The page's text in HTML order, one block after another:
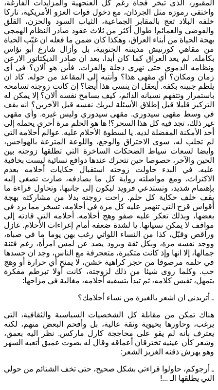
المقبور، الذي تبخر فجأة رغم كل العنجهية والمزايدات الفارغة،
واختفى رموزه مثل الجرذان، مع دخول قوات الغزو الأمريكية، تاركا
خلفه البلاد تعج بالمقابر الجماعية، الثياب السود والحزن، القلق
والفوضى والعمائم! طوال أكثر من ثلاث عقود صادر النظام الهمجي
بهجة الحياة من أبناء العراق، وهكذا كان ضمن ما فعله ان غيّب الحياة
من مقاهي كورنيش مدينته الجنوبية، بل وأزال شارع أبو نؤاس
بكامله. لم يعد العراق كما كان أبدا، بعد ان صادر الديكتاتور الارعن
ونظامه الدموي حتى نهري دجلة والفرات. فأين هو ألان؟ في أي
زمان ومكان؟ أي مقهى هذا؟ وأنتبه إلى المقاعد من حوله. كاد ان
يلطم جبينه بكفه. أيعقل ان ينسى هذا أيضا؟ إن كانت زوجته تسامحه
باستمرار وتتفهم نسيانه الدائم، كيف يسامح نفسه ألان؟ إلا يمكن له
التركيز قليلا قبل إطلاق الأسئلة ليربك نفسه قبل الآخرين؟ انه يقف
في وسط مقهى سيدوري. مقهى سيدوري وليس غيره. وأي مقهى
غير ذلك، تجد فيه كل هذا السحر؟! ها هو الحلم مرة أخرى يحمله إلى
أحد الأمكنة المفضلة لديه. يا لسطوة الأحلام عليه. عوالم أحلامه التي
لم تجلب له، سوى الاحتراق والوجع، واللوعة المترعة بالهواجس،
وأيضا لسعات سياط الضحكات الساخرة التي تطلقها زوجته بين
الحين والآخر، خصوصا حين تتحرك عندها دوافع نسائية ليست بخافية
عليه. في البدء حاولت زوجته استقبال حكايات أحلامه بعدم
الاكتراث، ومع مواصلته رواية كل ما يصادفه، صارت تصغي إليه
بإهتمام شديد، وتستدعي فرويد ليكون إلى جانبها، وتحاول قراءة ما
يقف خلف حكاية كل حلم. راحت زوجته بدلا من مشاركته بهجة
أقواس قزح التي تنهمر عليه كل مرة في أحلامه، تسخر مما يرد في
بعضها، وبذلك تعكر عليه صفو وهج أحلامه. أحلامه التي قادته إلى
مواقف لا يمكن نسيانها. يا لشدة ضعفه أمام إغراءات الأحلام. غازل
وراقص وقبّل، كذا من النساء اللواتي رغب بهن يوما ما في صباه،
ووجد نفسه مرة، وبكل ثقة وبرود يصد عن لمس امرأة، رغم فتنة
جمالها، إلا انها وإذ كانت متكبرة، متعجرفة مع الناس، وجد ان جسدها
في حلمه مرصوفا من حجر كراهية خشن، لا يمنح أي حرارة أو وهج
حب. وكلما روى شيئا من ذلك لزوجته، كانت أولا تبرطم مفكرة
بتمهل، تقيس كلامه، ثم تبدأ بتسفيه أحلامه، مغالية في مزاحها:
ـ أتريدني ان اشعر بالغيرة من نساء أحلامك؟
هناك تمكن من مقابلة كل الشخصيات السياسية والثقافية، التي
يرغب، وحاورها بحيوية وثقة عالية، بل وأفحم البعض منهم، لكنه
يعترف بأنه لم يقو على محاججة كارل ماركس. نظر اليه بعمق،
وشعر كأن عينيه تخترقان أعماقه وقال له بصوت عميق أتعبه السهر
وهو يهرش ذقنه الغزيز الشعر:
ـ أرجوكم، حاولوا قراءتي بشكل صحيح، حتى تخف الشتائم من حولي
التي يطلقها الـ ...!